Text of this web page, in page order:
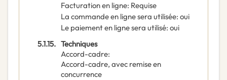
Facturation en ligne: Requise
La commande en ligne sera utilisée: oui
Le paiement en ligne sera utilisé: oui
5.1.15. Techniques
Accord-cadre:
Accord-cadre, avec remise en
concurrence